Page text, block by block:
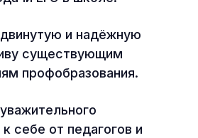
и надёжную
существующим
профобразования.
себе от педагогов и